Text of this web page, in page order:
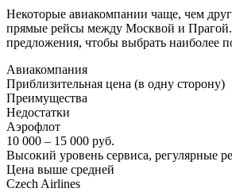
Некоторые авиакомпании чаще, чем
прямые рейсы между Москвой и
предложения, чтобы выбрать наиболее
Авиакомпания
Приблизительная цена (в одну сторону)
Преимущества
Недостатки
Аэрофлот
10 000 ‒ 15 000 руб.
Высокий уровень сервиса, регулярные
Цена выше средней
Czech Airlines